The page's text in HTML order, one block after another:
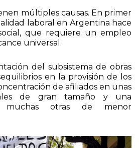
laboral en Argentina hace
que requiere un empleo
universal.
en la provisión de los
de afiliados en unas
de gran tamaño y una
muchas otras de menor